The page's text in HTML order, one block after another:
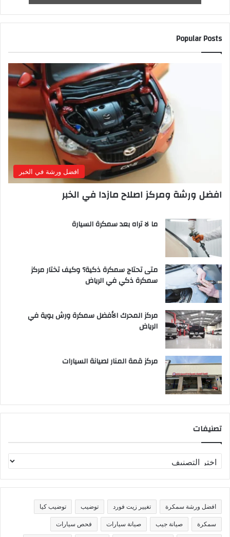
Popular Posts
افضل ورشة في الخبر
افضل ورشة ومركز اصلاح مازدا في الخبر
ما لا تراه بعد سمكرة السيارة
متى تحتاج سمكرة ذكية؟ وكيف تختار مركز
سمكرة ذكي في الرياض
مركز المحرك الأفضل سمكرة ورش بوية في
الرياض
مركز قمة المنار لصيانة السيارات
تصنيفات
ص
ن
ف
ا
افضل ورشة سمكرة تغيير زيت فورد توضيب توضيب كيا
سمكرة صيانة جيب صيانة سيارات فحص سيارات